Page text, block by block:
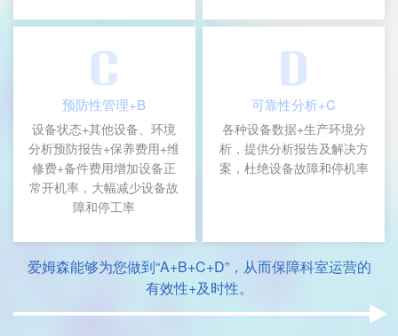
预防性管理+B
设备状态+其他设备、环境
分析预防报告+保养费用+维
修费+备件费用增加设备正
常开机率，大幅减少设备故
障和停工率
可靠性分析+C
各种设备数据+生产环境分
析，提供分析报告及解决方
案，杜绝设备故障和停机率
爱姆森能够为您做到“A+B+C+D”，从而保障科室运营的
有效性+及时性。